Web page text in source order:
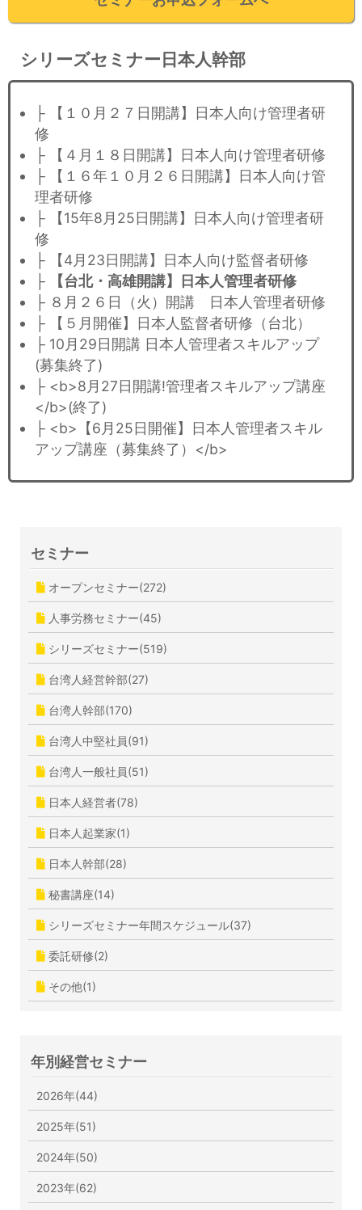
シリーズセミナー日本人幹部
├ 【１０月２７日開講】日本人向け管理者研
修
├ 【４月１８日開講】日本人向け管理者研修
├ 【１６年１０月２６日開講】日本人向け管
理者研修
├ 【15年8月25日開講】日本人向け管理者研
修
├ 【4月23日開講】日本人向け監督者研修
├
【台北・高雄開講】日本人管理者研修
├ ８月２６日（火）開講 日本人管理者研修
├ 【５月開催】日本人監督者研修（台北）
├ 10月29日開講 日本人管理者スキルアップ
(募集終了)
├ <b>8月27日開講!管理者スキルアップ講座
</b>(終了)
├ <b>【6月25日開催】日本人管理者スキル
アップ講座（募集終了）</b>
セミナー
オープンセミナー(272)
人事労務セミナー(45)
シリーズセミナー(519)
台湾人経営幹部(27)
台湾人幹部(170)
台湾人中堅社員(91)
台湾人一般社員(51)
日本人経営者(78)
日本人起業家(1)
日本人幹部(28)
秘書講座(14)
シリーズセミナー年間スケジュール(37)
委託研修(2)
その他(1)
年別経営セミナー
2026年(44)
2025年(51)
2024年(50)
2023年(62)